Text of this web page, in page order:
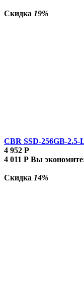
Скидка 19%
CBR SSD-256GB-2.5-
4 952 Р
4 011 Р Вы
Скидка 14%